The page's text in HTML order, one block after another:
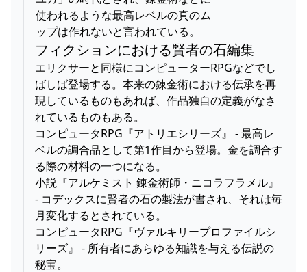
使われるような最高レベルの真のム
ップは作れないと言われている。
フィクションにおける賢者の石編集
エリクサーと同様にコンピューターRPGなどでし
ばしば登場する。本来の錬金術における伝承を再
現しているものもあれば、作品独自の定義がなさ
れているものもある。
コンピュータRPG『アトリエシリーズ』 - 最高レ
ベルの調合品として第1作目から登場。金を調合す
る際の材料の一つになる。
小説『アルケミスト 錬金術師・ニコラフラメル』
- コデックスに賢者の石の製法が書され、それは毎
月変化するとされている。
コンピュータRPG『ヴァルキリープロファイルシ
リーズ』 - 所有者にあらゆる知識を与える伝説の
秘宝。